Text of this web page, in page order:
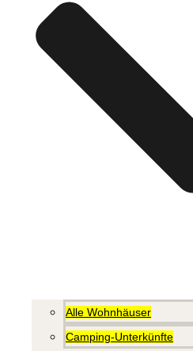
Alle Wohnhäuser
Camping-Unterkünfte